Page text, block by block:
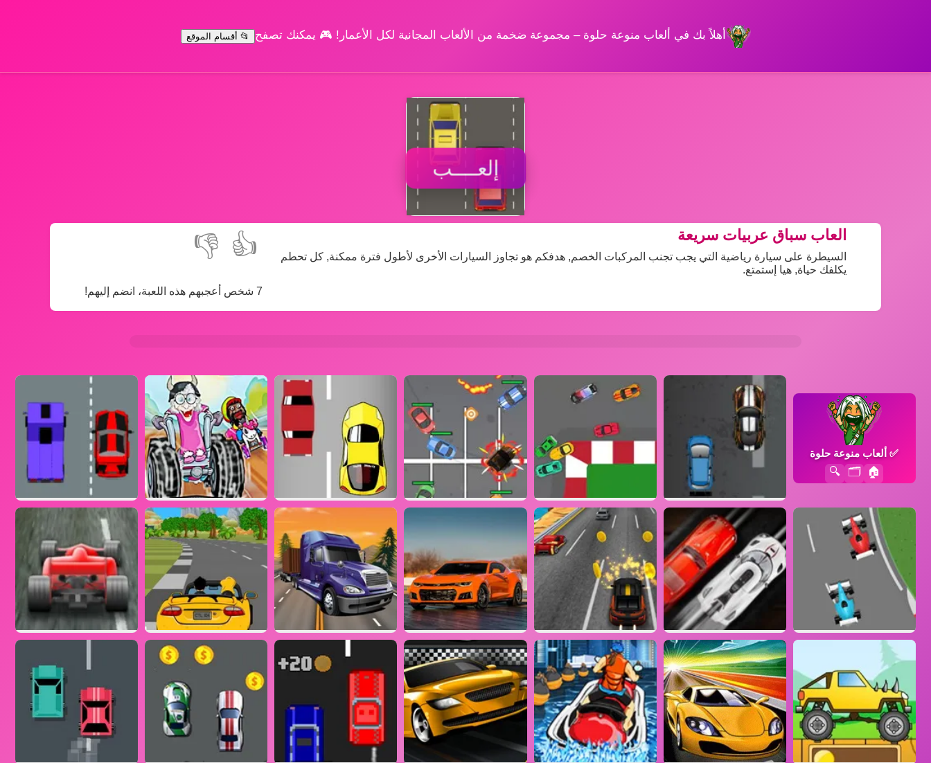
أهلاً بك في ألعاب منوعة حلوة – مجموعة ضخمة من الألعاب المجانية لكل الأعمار! 🎮 يمكنك تصفح 📂 أقسام الموقع
إلعــــب
👍
👎
7 شخص أعجبهم هذه اللعبة، انضم إليهم!
العاب سباق عربيات سريعة
السيطرة على سيارة رياضية التي يجب تجنب المركبات الخصم, هدفكم هو تجاوز السيارات الأخرى لأطول فترة ممكنة, كل تحطم
يكلفك حياة, هيا إستمتع.
✅ألعاب منوعة حلوة
🏠
🗂️
🔍